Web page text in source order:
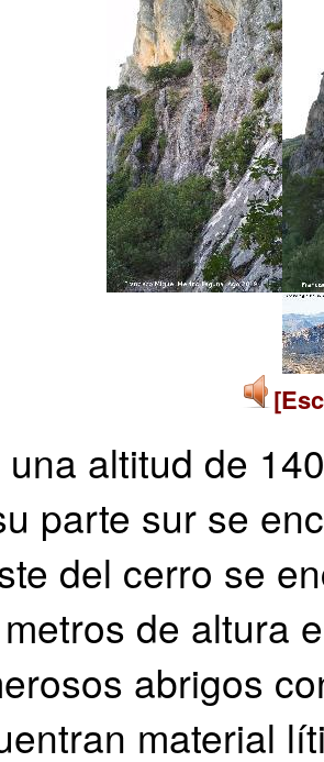
una altitud de
parte sur se
del cerro se
de altura
abrigos
material